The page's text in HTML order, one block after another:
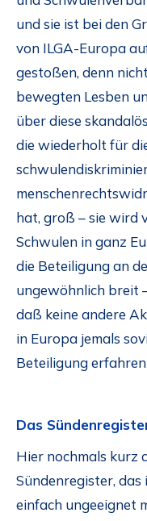
und sie ist bei den
von ILGA-Europa
gestoßen, denn
bewegten Lesben
über diese
die wiederholt für
hat, groß – sie wird
Schwulen in ganz
die Beteiligung an
ungewöhnlich breit
daß keine andere
in Europa jemals
Beteiligung
Das
Hier nochmals kurz
Sündenregister,
einfach ungeeignet